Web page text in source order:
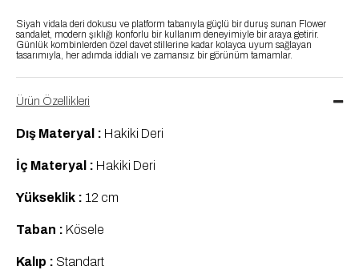
Siyah vidala deri dokusu ve platform tabanıyla güçlü bir duruş sunan Flower
sandalet, modern şıklığı konforlu bir kullanım deneyimiyle bir araya getirir.
Günlük kombinlerden özel davet stillerine kadar kolayca uyum sağlayan
tasarımıyla, her adımda iddialı ve zamansız bir görünüm tamamlar.
Ürün Özellikleri
Dış Materyal : Hakiki Deri
İç Materyal : Hakiki Deri
Yükseklik : 12 cm
Taban : Kösele
Kalıp : Standart